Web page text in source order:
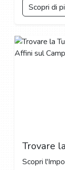
Scopri di
Scopri